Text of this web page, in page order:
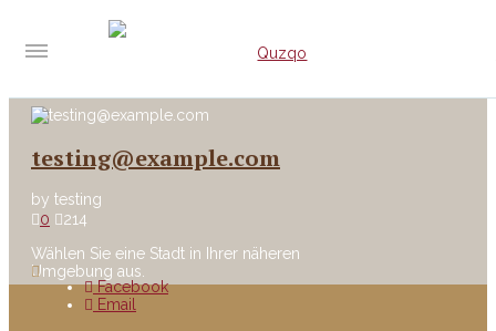
testing@example.com
by testing
0
214
Wählen Sie eine Stadt in Ihrer näheren
Umgebung aus.
Facebook
Email